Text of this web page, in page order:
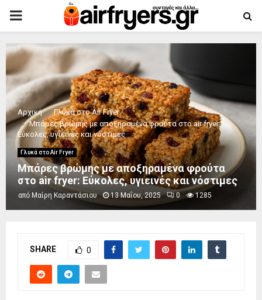
PRIMARY
MENU
Αρχική
Γλυκά στο Air Fryer
Μπάρες βρώμης με αποξηραμένα φρούτα στο air fryer:
Εύκολες, υγιεινές και νόστιμες
Γλυκά στο Air Fryer
Μπάρες βρώμης με αποξηραμένα φρούτα
στο air fryer: Εύκολες, υγιεινές και νόστιμες
από Μαίρη Καραντάσιου 13 Μαΐου, 2025 0 1285
SHARE 0